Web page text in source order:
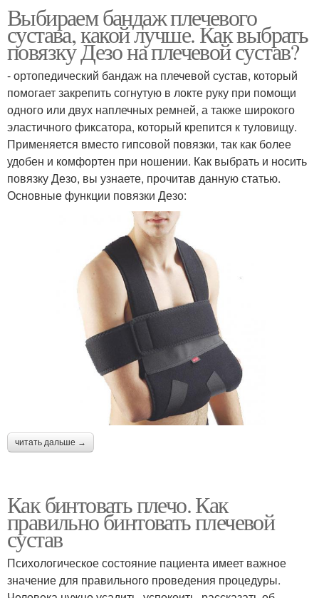
Выбираем бандаж плечевого
сустава, какой лучше. Как выбрать
повязку Дезо на плечевой сустав?
- ортопедический бандаж на плечевой сустав, который
помогает закрепить согнутую в локте руку при помощи
одного или двух наплечных ремней, а также широкого
эластичного фиксатора, который крепится к туловищу.
Применяется вместо гипсовой повязки, так как более
удобен и комфортен при ношении. Как выбрать и носить
повязку Дезо, вы узнаете, прочитав данную статью.
Основные функции повязки Дезо:
читать дальше →
Как бинтовать плечо. Как
правильно бинтовать плечевой
сустав
Психологическое состояние пациента имеет важное
значение для правильного проведения процедуры.